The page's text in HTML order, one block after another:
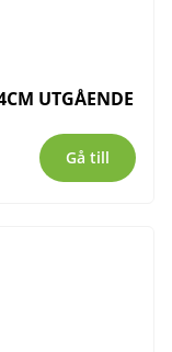
UTGÅENDE
Gå till